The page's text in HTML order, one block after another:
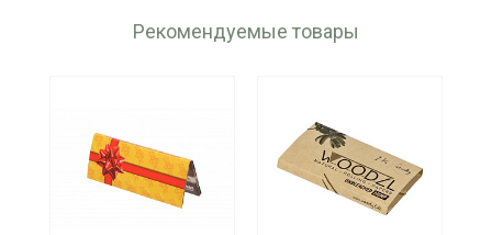
Рекомендуемые товары